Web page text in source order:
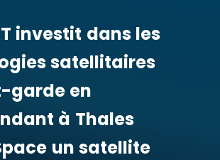
investit dans les
investit dans les
satellitaires
garde en
à Thales
un satellite